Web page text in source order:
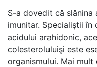
S-a dovedit că slănina
imunitar. Specialiştii
acidului arahidonic,
colesteroluluişi este
organismului. Mai